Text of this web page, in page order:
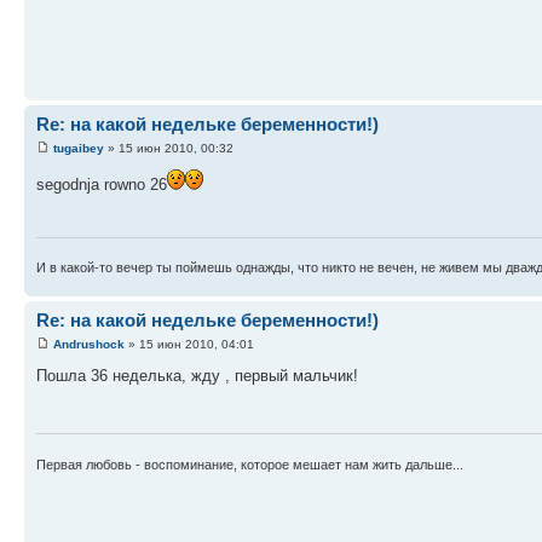
Re: на какой недельке беременности!)
tugaibey » 15 июн 2010, 00:32
segodnja rowno 26
И в какой-то вечер ты поймешь однажды, что никто не вечен, не живем мы
Re: на какой недельке беременности!)
Andrushock » 15 июн 2010, 04:01
Пошла 36 неделька, жду , первый мальчик!
Первая любовь - воспоминание, которое мешает нам жить дальше...